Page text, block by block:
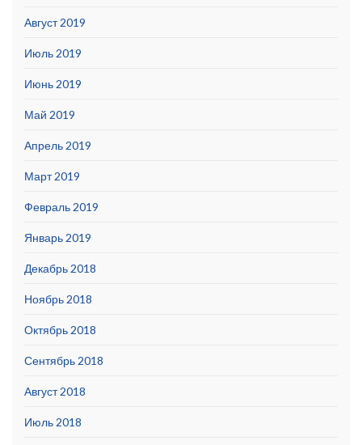
Август 2019
Июль 2019
Июнь 2019
Май 2019
Апрель 2019
Март 2019
Февраль 2019
Январь 2019
Декабрь 2018
Ноябрь 2018
Октябрь 2018
Сентябрь 2018
Август 2018
Июль 2018